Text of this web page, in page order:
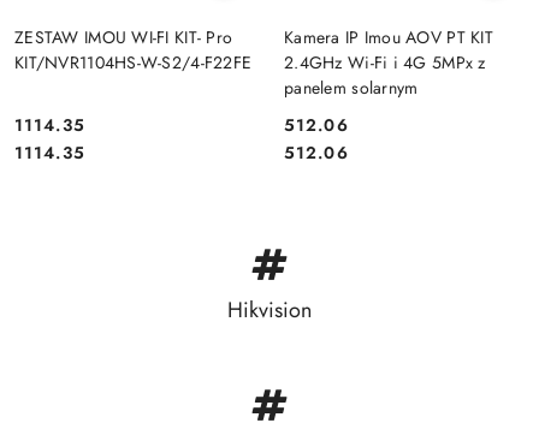
ZESTAW IMOU WI-FI KIT- Pro
KIT/NVR1104HS-W-S2/4-F22FE
Cena:
1114.35
Cena:
1114.35
Kamera IP Imou AOV PT KIT
2.4GHz Wi-Fi i 4G 5MPx z
panelem solarnym
Cena:
512.06
Cena:
512.06
Hikvision